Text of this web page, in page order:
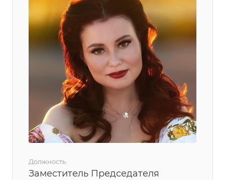
Должность
Заместитель Председателя